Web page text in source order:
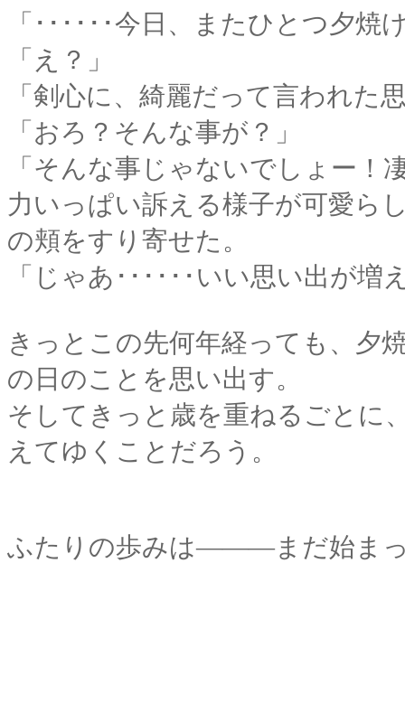
「･･････今日、またひとつ夕焼
「え？」
「剣心に、綺麗だって言われた
「おろ？そんな事が？」
「そんな事じゃないでしょー
力いっぱい訴える様子が可愛ら
の頬をすり寄せた。
「じゃあ･･････いい思い出が増
きっとこの先何年経っても、夕
の日のことを思い出す。
そしてきっと歳を重ねるごとに
えてゆくことだろう。
ふたりの歩みは―――まだ始ま